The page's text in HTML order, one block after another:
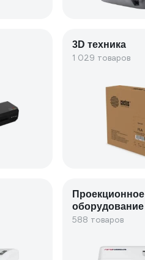
3D техника
1 029 товаров
Проекционное
оборудование
588 товаров